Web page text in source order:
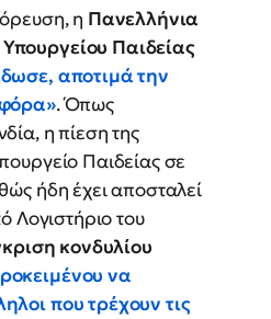
η Πανελλήνια
Παιδείας
αποτιμά την
. Όπως
η πίεση της
Παιδείας σε
ήδη έχει αποσταλεί
Λογιστήριο του
κονδυλίου
να
που τρέχουν τις